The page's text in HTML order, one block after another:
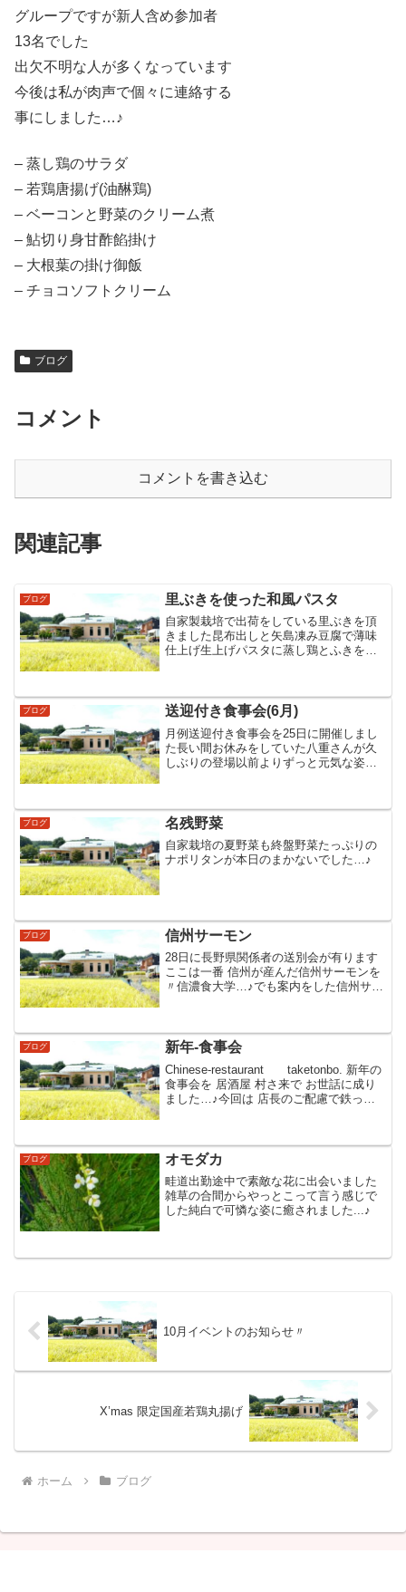
グループですが新人含め参加者
13名でした
出欠不明な人が多くなっています
今後は私が肉声で個々に連絡する
事にしました…♪
– 蒸し鶏のサラダ
– 若鶏唐揚げ(油醂鶏)
– ベーコンと野菜のクリーム煮
– 鮎切り身甘酢餡掛け
– 大根葉の掛け御飯
– チョコソフトクリーム
ブログ
コメント
コメントを書き込む
関連記事
ブログ 里ぶきを使った和風パスタ
自家製栽培で出荷をしている里ぶきを頂
きました昆布出しと矢島凍み豆腐で薄味
仕上げ生上げパスタに蒸し鶏とふきを合
ブログ 送迎付き食事会(6月)
月例送迎付き食事会を25日に開催しまし
た長い間お休みをしていた八重さんが久
しぶりの登場以前よりずっと元気な姿を
がほどほどに(笑)も...
ブログ 名残野菜
自家栽培の夏野菜も終盤野菜たっぷりの
ナポリタンが本日のまかないでした…♪
ブログ 信州サーモン
28日に長野県関係者の送別会が有ります
ここは一番 信州が産んだ信州サーモンを
〃信濃食大学…♪でも案内をした信州サー
います期待の逸品お楽しみに…♪♪♪
ブログ 新年‐食事会
Chinese‐restaurant taketonbo. 新年の
食事会を 居酒屋 村さ来で お世話に成り
ました…♪今回は 店長のご配慮で鉄っち
ブログ オモダカ
畦道出勤途中で素敵な花に出会いました
雑草の合間からやっとこって言う感じで
した純白で可憐な姿に癒されました...♪︎
10月イベントのお知らせ〃
X’mas 限定国産若鶏丸揚げ
ホーム ブログ